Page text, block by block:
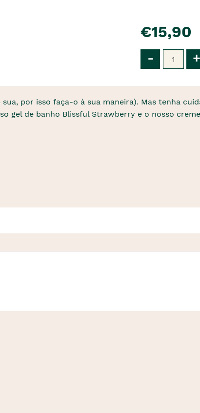
€15,90
- +
por isso faça-o à sua maneira). Mas tenha
gel de banho Blissful Strawberry e o nosso